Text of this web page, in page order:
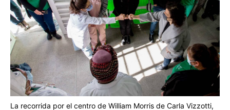
La recorrida por el centro de William Morris de Carla Vizzotti,